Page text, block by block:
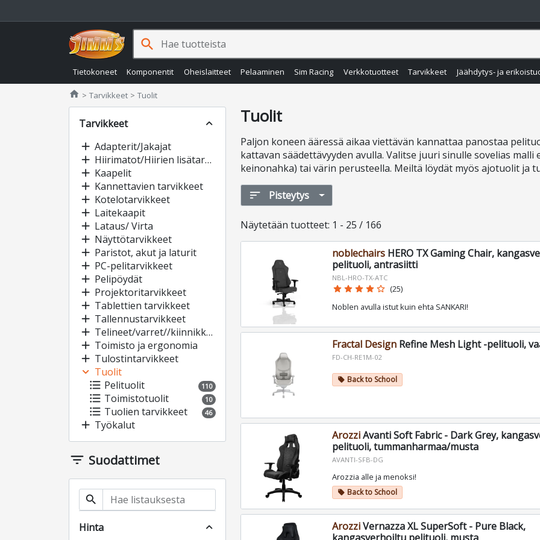
Tietokoneet Komponentit Oheislaitteet Pelaaminen Sim Racing Verkkotuotteet Tarvikkeet Jäähdytys- ja
search
home Jimms.fi
Tarvikkeet Tuolit
Tarvikkeet
expand_less
add Adapterit/Jakajat
add Hiirimatot/Hiirien lisätarvikkeet
add Kaapelit
add Kannettavien tarvikkeet
add Kotelotarvikkeet
add Laitekaapit
add Lataus/ Virta
add Näyttötarvikkeet
add Paristot, akut ja laturit
add PC-pelitarvikkeet
add Pelipöydät
add Projektoritarvikkeet
add Tablettien tarvikkeet
add Tallennustarvikkeet
add Telineet/varret//kiinnikkeet
add Toimisto ja ergonomia
add Tulostintarvikkeet
expand_more Tuolit
format_list_bulleted Pelituolit 110
format_list_bulleted Toimistotuolit 10
format_list_bulleted Tuolien tarvikkeet 46
add Työkalut
filter_list Suodattimet
search
Hinta expand_less
Tuolit
Paljon koneen ääressä aikaa viettävän kannattaa panostaa
kattavan säädettävyyden avulla. Valitse juuri sinulle sovelias
keinonahka) tai värin perusteella. Meiltä löydät myös ajotuolit ja
sort Pisteytys
Näytetään tuotteet: 1 - 25 / 166
noblechairsHERO TX Gaming Chair,
pelituoli, antrasiitti
NBL-HRO-TX-ATC
star star star star star_border (25)
Noblen avulla istut kuin ehta SANKARI!
Fractal DesignRefine Mesh Light -pelituoli,
FD-CH-RE1M-02
local_offer Back to School
ArozziAvanti Soft Fabric - Dark Grey,
pelituoli, tummanharmaa/musta
AVANTI-SFB-DG
Arozzia alle ja menoksi!
local_offer Back to School
ArozziVernazza XL SuperSoft - Pure Black,